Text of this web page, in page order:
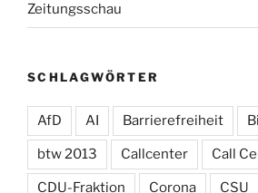
Zeitungsschau
SCHLAGWÖRTER
AfD AI Barrierefreiheit
btw 2013 Callcenter Call
CDU-Fraktion Corona CSU